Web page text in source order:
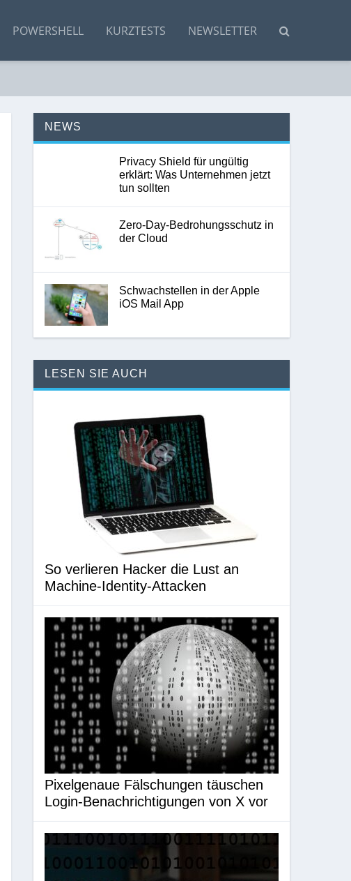
POWERSHELL KURZTESTS NEWSLETTER
NEWS
Privacy Shield für ungültig
erklärt: Was Unternehmen jetzt
tun sollten
Zero-Day-Bedrohungsschutz in
der Cloud
Schwachstellen in der Apple
iOS Mail App
LESEN SIE AUCH
So verlieren Hacker die Lust an
Machine-Identity-Attacken
Pixelgenaue Fälschungen täuschen
Login-Benachrichtigungen von X vor